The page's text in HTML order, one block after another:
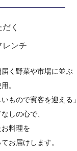
く
ンチ
く野菜や市場に並ぶ
。
もので賓客を迎える」
しの心で、
料理を
お届けします。